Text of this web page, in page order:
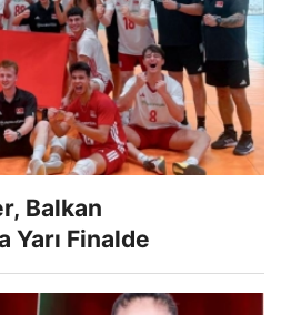
Balkan
Yarı Finalde